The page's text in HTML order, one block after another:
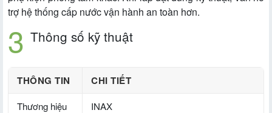
trợ hệ thống cấp nước vận hành an toàn hơn.
Thông số kỹ thuật
THÔNG TIN CHI TIẾT
Thương hiệu INAX